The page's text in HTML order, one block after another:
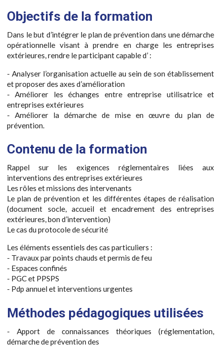
Objectifs de la formation
Dans le but d’intégrer le plan de prévention dans une démarche
opérationnelle visant à prendre en charge les entreprises
extérieures, rendre le participant capable d’ :
- Analyser l’organisation actuelle au sein de son établissement
et proposer des axes d’amélioration
- Améliorer les échanges entre entreprise utilisatrice et
entreprises extérieures
- Améliorer la démarche de mise en œuvre du plan de
prévention.
Contenu de la formation
Rappel sur les exigences réglementaires liées aux
interventions des entreprises extérieures
Les rôles et missions des intervenants
Le plan de prévention et les différentes étapes de réalisation
(document socle, accueil et encadrement des entreprises
extérieures, bon d’intervention)
Le cas du protocole de sécurité
Les éléments essentiels des cas particuliers :
- Travaux par points chauds et permis de feu
- Espaces confinés
- PGC et PPSPS
- Pdp annuel et interventions urgentes
Méthodes pédagogiques utilisées
- Apport de connaissances théoriques (réglementation,
démarche de prévention des